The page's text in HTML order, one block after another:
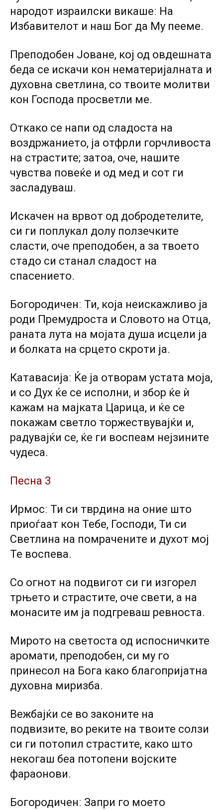
народот израилски викашеː На
Избавителот и наш Бог да Му пееме.
Преподобен Јоване, кој од овдешната
беда се искачи кон нематеријалната и
духовна светлина, со твоите молитви
кон Господа просветли ме.
Откако се напи од сладоста на
воздржанието, ја отфрли горчливоста
на страстите; затоа, оче, нашите
чувства повеќе и од мед и сот ги
засладуваш.
Искачен на врвот од добродетелите,
си ги поплукал долу ползечките
сласти, оче преподобен, а за твоето
стадо си станал сладост на
спасението.
Богородиченː Ти, која неискажливо ја
роди Премудроста и Словото на Отца,
раната лута на мојата душа исцели ја
и болката на срцето скроти ја.
Катавасијаː Ќе ја отворам устата моја,
и со Дух ќе се исполни, и збор ќе ѝ
кажам на мајката Царица, и ќе се
покажам светло торжествувајќи и,
радувајќи се, ќе ги воспеам нејзините
чудеса.
Песна 3
Ирмосː Ти си тврдина на оние што
приоѓаат кон Тебе, Господи, Ти си
Светлина на помрачените и духот мој
Те воспева.
Со огнот на подвигот си ги изгорел
трњето и страстите, оче свети, а на
монасите им ја подгреваш ревноста.
Мирото на светоста од испосничките
аромати, преподобен, си му го
принесол на Бога како благопријатна
духовна миризба.
Вежбајќи се во законите на
подвизите, во реките на твоите солзи
си ги потопил страстите, како што
некогаш беа потопени војските
фараонови.
Богородиченː Запри го моето